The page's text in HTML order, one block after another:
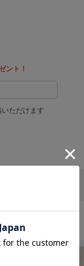
ント！
ただけます